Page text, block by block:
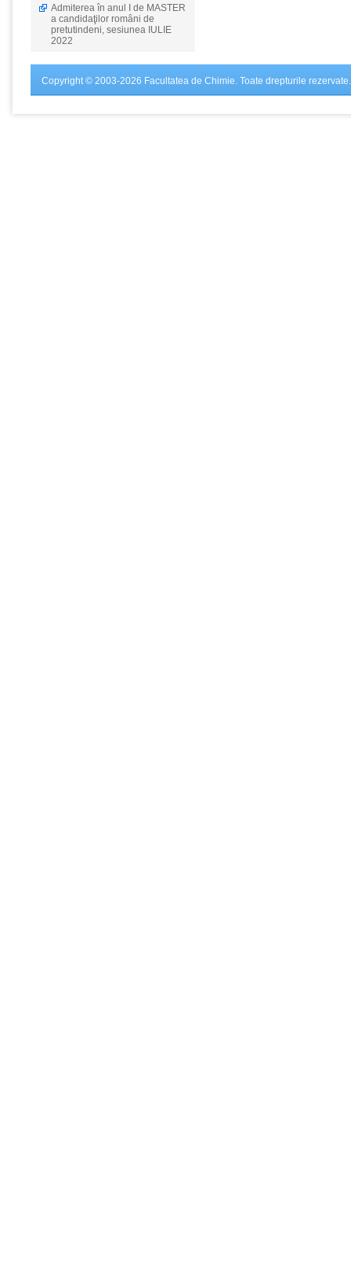
Admiterea în anul I de MASTER
a candidaţilor români de
pretutindeni, sesiunea IULIE
2022
Copyright © 2003-2026 Facultatea de Chimie. Toate drepturile